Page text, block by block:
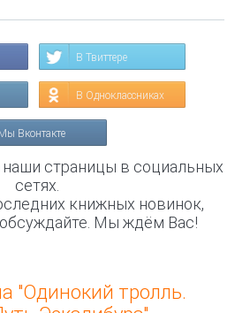
В Твиттере
В Одноклассниках
Мы Вконтакте
страницы в социальных
сетях.
книжных новинок,
Мы ждём Вас!
"Одинокий тролль.